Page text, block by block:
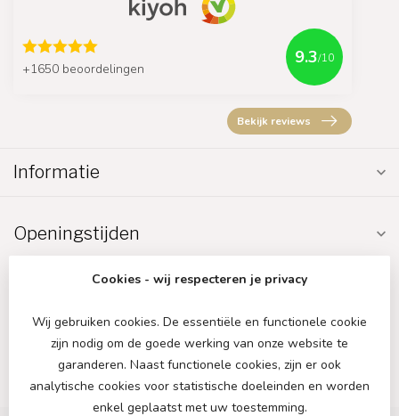
+1650 beoordelingen
9.3/10
Bekijk reviews
Informatie
Openingstijden
Cookies - wij respecteren je privacy
Wij gebruiken cookies. De essentiële en functionele cookie
zijn nodig om de goede werking van onze website te
garanderen. Naast functionele cookies, zijn er ook
analytische cookies voor statistische doeleinden en worden
enkel geplaatst met uw toestemming.